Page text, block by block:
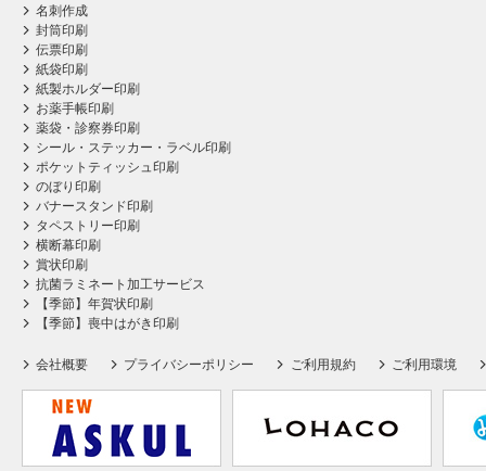
名刺作成
封筒印刷
伝票印刷
紙袋印刷
紙製ホルダー印刷
お薬手帳印刷
薬袋・診察券印刷
シール・ステッカー・ラベル印刷
ポケットティッシュ印刷
のぼり印刷
バナースタンド印刷
タペストリー印刷
横断幕印刷
賞状印刷
抗菌ラミネート加工サービス
【季節】年賀状印刷
【季節】喪中はがき印刷
会社概要 プライバシーポリシー ご利用規約 ご利用環境